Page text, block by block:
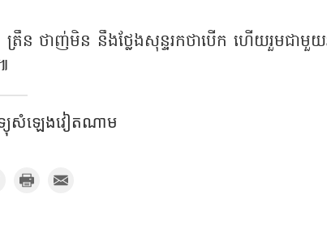
ត្រឹន ថាញ់មិន នឹងថ្លែងសុន្ទរកថាបើក ហើយរួមជាមួ
ទ្យុសំឡេងវៀតណាម​